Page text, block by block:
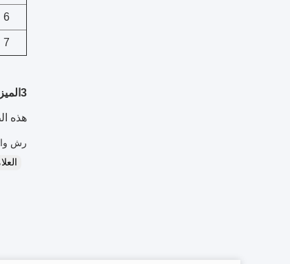
6
7
3الميزة
هذه
رش